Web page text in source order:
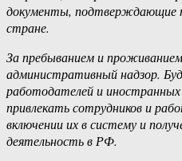
документы, подтверждающие
стране.
За пребыванием и
административный надзор.
работодателей и
привлекать сотрудников и
включении их в систему и
деятельность в РФ.